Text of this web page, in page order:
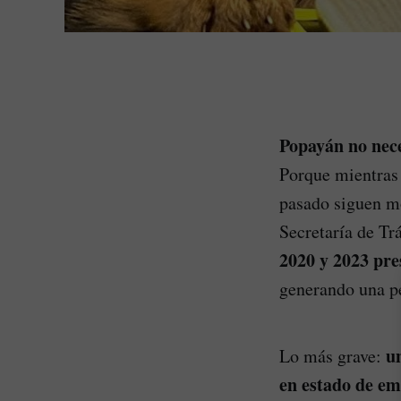
Popayán no
Porque
pasado siguen
Secretaría de
2020 y 2023
generando una
Lo más grave:
en estado de